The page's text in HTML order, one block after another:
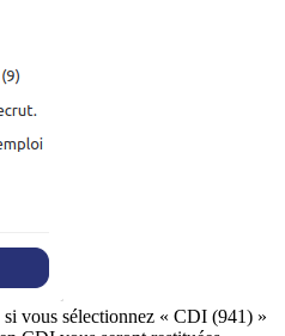
vous sélectionnez « CDI (941) »